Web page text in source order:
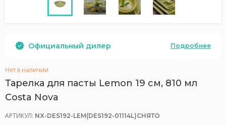
Официальный дилер Подробнее
Нет в наличии
Тарелка для пасты Lemon 19 см, 810 мл
Costa Nova
АРТИКУЛ: NX-DES192-LEM(DES192-01114L)СНЯТО